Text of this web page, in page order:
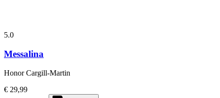
5.0
Messalina
Honor Cargill-Martin
€ 29,99